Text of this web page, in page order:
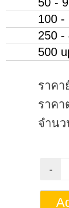
100 -
250 -
500
ราคา
ราคา
จำน